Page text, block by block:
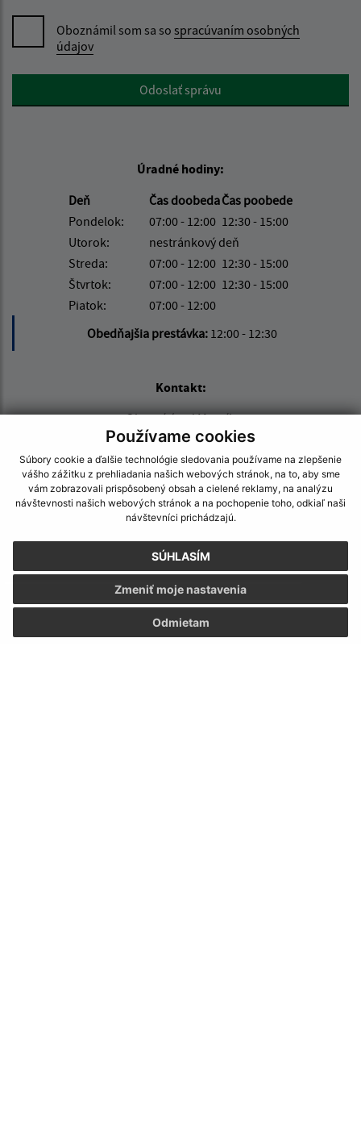
Používame cookies
Súbory cookie a ďalšie technológie sledovania používame na zlepšenie
vášho zážitku z prehliadania našich webových stránok, na to, aby sme
vám zobrazovali prispôsobený obsah a cielené reklamy, na analýzu
návštevnosti našich webových stránok a na pochopenie toho, odkiaľ naši
návštevníci prichádzajú.
SÚHLASÍM
Odmietam
Zmeniť moje nastavenia
Oboznámil som sa so spracúvaním osobných
údajov
Google reCaptcha ResponseOdoslať správu
Úradné hodiny:
Deň
Čas doobedaČas poobede
Pondelok:
07:00 - 12:00 12:30 - 15:00
Utorok:
nestránkový deň
Streda:
07:00 - 12:00 12:30 - 15:00
Štvrtok:
07:00 - 12:00 12:30 - 15:00
Piatok:
07:00 - 12:00
Obedňajšia prestávka: 12:00 - 12:30
Kontakt:
Obecný úrad Merník
Merník 164
094 23 Merník
info@obecmernik.sk
+421 574 421 066
IČO: 00332569